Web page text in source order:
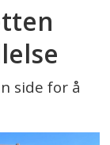
side for å